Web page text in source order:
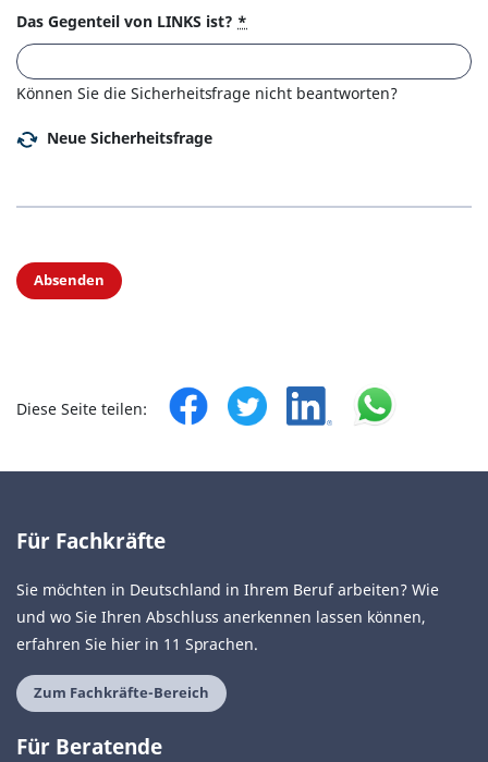
Das Gegenteil von LINKS ist? *
Können Sie die Sicherheitsfrage nicht beantworten?
Neue Sicherheitsfrage
Absenden
Diese Seite teilen:
Für Fachkräfte
Sie möchten in Deutschland in Ihrem Beruf arbeiten? Wie
und wo Sie Ihren Abschluss anerkennen lassen können,
erfahren Sie hier in 11 Sprachen.
Zum Fachkräfte-Bereich
Für Beratende